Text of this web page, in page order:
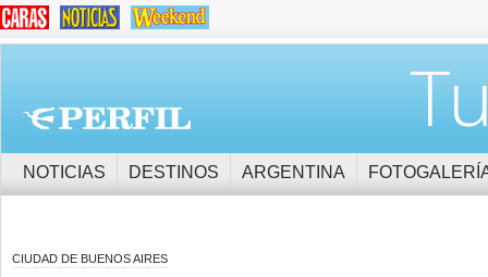
NOTICIAS DESTINOS ARGENTINA
CIUDAD DE BUENOS AIRES